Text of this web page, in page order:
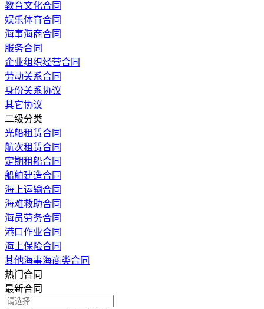
教育文化合同
娱乐体育合同
海事海商合同
服务合同
企业组织经营合同
劳动关系合同
身份关系协议
其它协议
二级分类
光船租赁合同
航次租赁合同
定期租船合同
船舶建造合同
海上运输合同
海难救助合同
海员劳务合同
港口作业合同
海上保险合同
其他海事海商类合同
热门合同
最新合同